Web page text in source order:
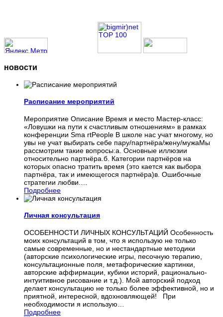
новости
Расписание мероприятий
Мероприятие Описание Время и место Мастер-класс:
«Ловушки на пути к счастливым отношениям» в рамках
конференции Sma rtPeople В школе нас учат многому, но
увы не учат выбирать себе пару/партнёра/жену/мужаМы
рассмотрим такие вопросы:а. Основные иллюзии
относительно партнёра.б. Категории партнёров на
которых опасно тратить время (это кается как выбора
партнёра, так и имеющегося партнёра)в. Ошибочные
стратегии любви.
Подробнее
Личная консультация
ОСОБЕННОСТИ ЛИЧНЫХ КОНСУЛЬТАЦИЙ Особенность
моих консультаций в том, что я использую не только
самые современные, но и нестандартные методики
(авторские психологические игры, песочную терапию,
консультационные поля, метафорические картинки,
авторские аффирмации, кубики историй, рационально-
интуитивное рисование и т.д.). Мой авторский подход
делает консультацию не только более эффективной, но и
приятной, интересной, вдохновляющей! При
необходимости я использую
Подробнее